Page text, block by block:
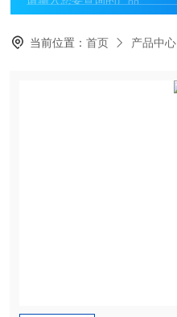
当前位置：首页 产品中心